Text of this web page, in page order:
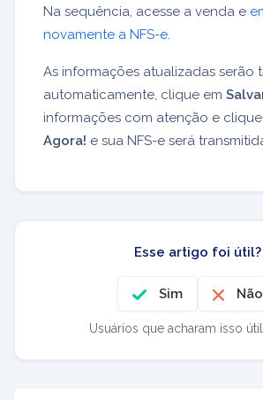
Na sequência, acesse a venda e
novamente a NFS-e.
As informações atualizadas serão
automaticamente, clique em
informações com atenção e
Agora! e sua NFS-e será
Esse artigo foi útil?
Sim Não
Usuários que acharam isso